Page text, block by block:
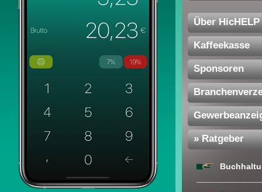
Über HicHELP
Kaffeekasse
Sponsoren
» Ratgeber